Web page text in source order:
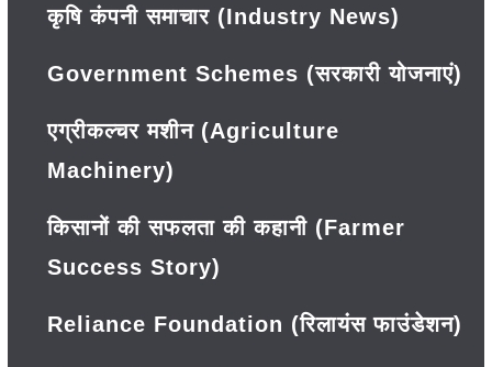
कृषि कंपनी समाचार (Industry News)
Government Schemes (सरकारी योजनाएं)
एग्रीकल्चर मशीन (Agriculture
Machinery)
किसानों की सफलता की कहानी (Farmer
Success Story)
Reliance Foundation (रिलायंस फाउंडेशन)